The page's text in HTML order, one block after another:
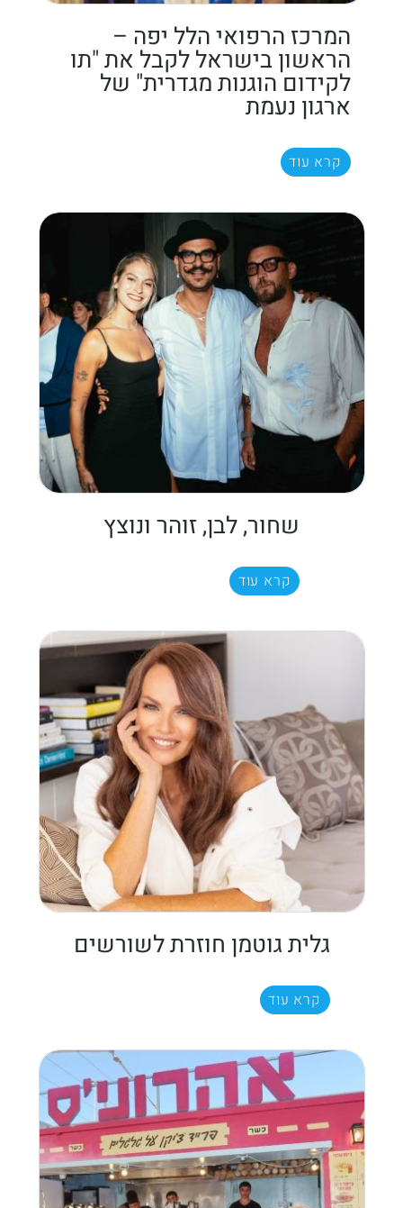
המרכז הרפואי הלל יפה –
הראשון בישראל לקבל את "תו
לקידום הוגנות מגדרית" של
ארגון נעמת
קרא עוד
שחור, לבן, זוהר ונוצץ
קרא עוד
גלית גוטמן חוזרת לשורשים
קרא עוד